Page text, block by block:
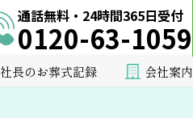
通話無料・24時間365日受付
0120-63-1059
社長のお葬式記録 会社案内